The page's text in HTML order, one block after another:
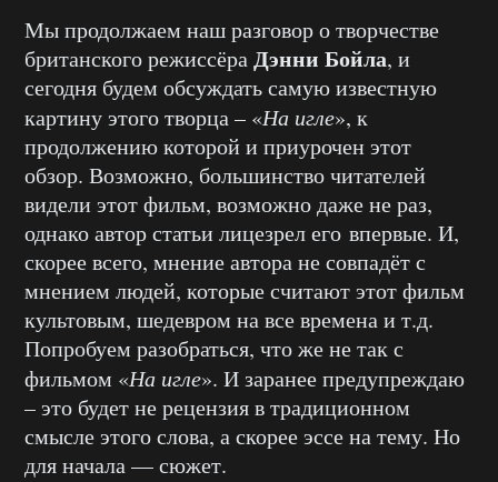
Мы продолжаем наш разговор о творчестве
британского режиссёраДэнни Бойла, и
сегодня будем обсуждать самую известную
картину этого творца – «На игле», к
продолжению которой и приурочен этот
обзор. Возможно, большинство читателей
видели этот фильм, возможно даже не раз,
однако автор статьи лицезрел его впервые. И,
скорее всего, мнение автора не совпадёт с
мнением людей, которые считают этот фильм
культовым, шедевром на все времена и т.д.
Попробуем разобраться, что же не так с
фильмом «На игле». И заранее предупреждаю
– это будет не рецензия в традиционном
смысле этого слова, а скорее эссе на тему. Но
для начала — сюжет.